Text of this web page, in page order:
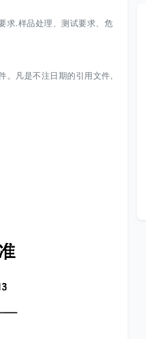
求.样品处理、测试要求、危
。凡是不注日期的引用文件,